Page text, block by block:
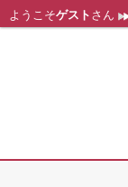
ようこそゲスト さん